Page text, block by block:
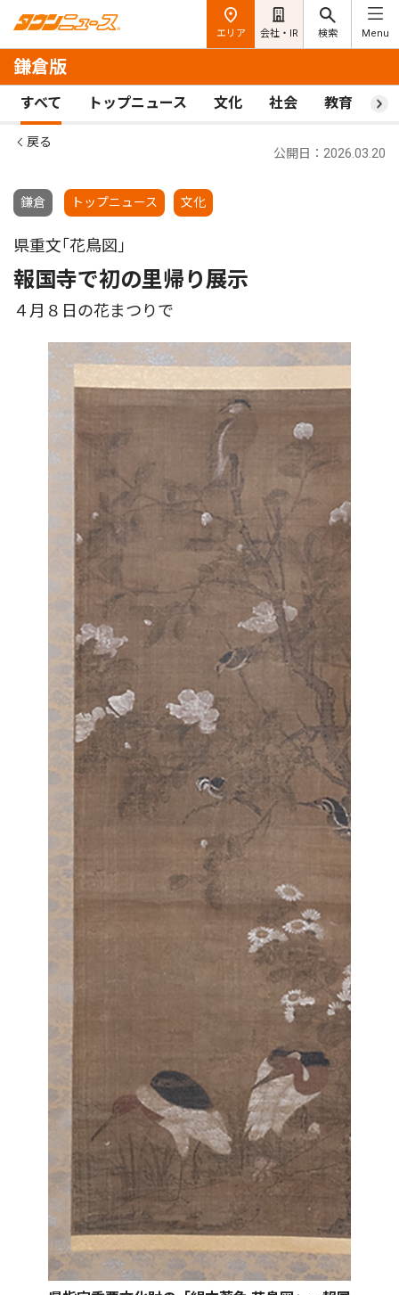
エリア 会社・IR 検索 Menu
鎌倉版
すべて トップニュース 文化 社会 教育 ス
戻る
鎌倉 トップニュース 文化
公開日：2026.03.20
県重文｢花鳥図｣
報国寺で初の里帰り展示
４月８日の花まつりで